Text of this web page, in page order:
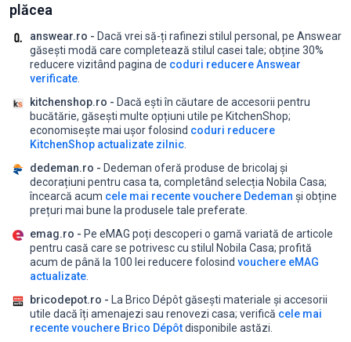
plăcea
answear.ro - Dacă vrei să-ți rafinezi stilul personal, pe Answear
găsești modă care completează stilul casei tale; obține 30%
reducere vizitând pagina de coduri reducere Answear
verificate
kitchenshop.ro - Dacă ești în căutare de accesorii pentru
bucătărie, găsești multe opțiuni utile pe KitchenShop;
economisește mai ușor folosind coduri reducere
KitchenShop actualizate zilnic
dedeman.ro - Dedeman oferă produse de bricolaj și
decorațiuni pentru casa ta, completând selecția Nobila Casa;
încearcă acum cele mai recente vouchere Dedeman și obține
prețuri mai bune la produsele tale preferate.
emag.ro - Pe eMAG poți descoperi o gamă variată de articole
pentru casă care se potrivesc cu stilul Nobila Casa; profită
acum de până la 100 lei reducere folosind vouchere eMAG
actualizate
bricodepot.ro - La Brico Dépôt găsești materiale și accesorii
utile dacă îți amenajezi sau renovezi casa; verifică cele mai
recente vouchere Brico Dépôtdisponibile astăzi.